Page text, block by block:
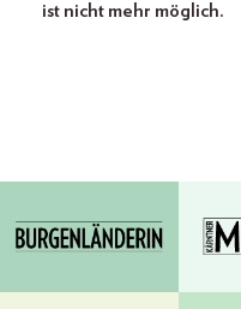
ist nicht mehr möglich.